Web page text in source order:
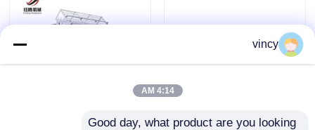
اطلب اقتباس
آلة خياطة اللحف متعددة الإبر المحوسبة
High Speed Computer آلة خياطة متعددة الإبر
vincy
4:14 AM
Good day, what product are you looking